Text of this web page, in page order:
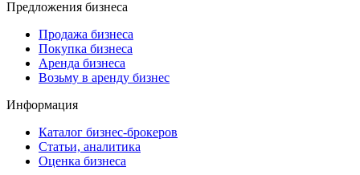
Предложения бизнеса
Продажа бизнеса
Покупка бизнеса
Аренда бизнеса
Возьму в аренду бизнес
Информация
Каталог бизнес-брокеров
Статьи, аналитика
Оценка бизнеса